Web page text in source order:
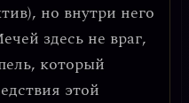
но внутри него
здесь не враг,
, который
этой